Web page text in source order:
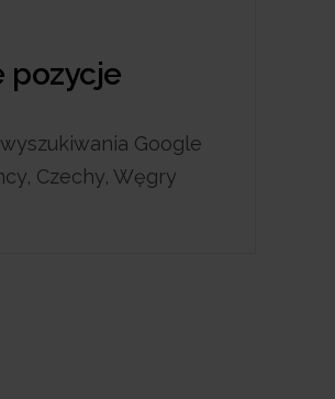
pozycje
Google
Czechy, Węgry